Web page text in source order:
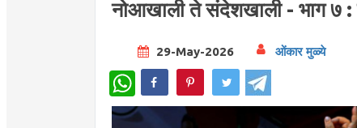
नोआखाली ते संदेशखाली - भाग ७ :
29-May-2026 ओंकार मुळ्ये
WhatsApp